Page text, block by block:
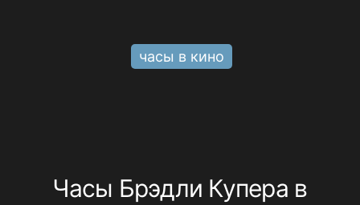
часы в кино
Часы Брэдли Купера в